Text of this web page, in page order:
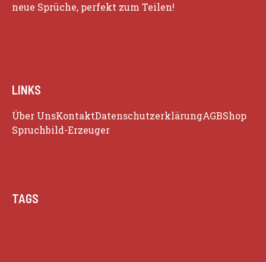
neue Sprüche, perfekt zum Teilen!
LINKS
Über UnsKontaktDatenschutzerklärungAGBShop
Spruchbild-Erzeuger
TAGS